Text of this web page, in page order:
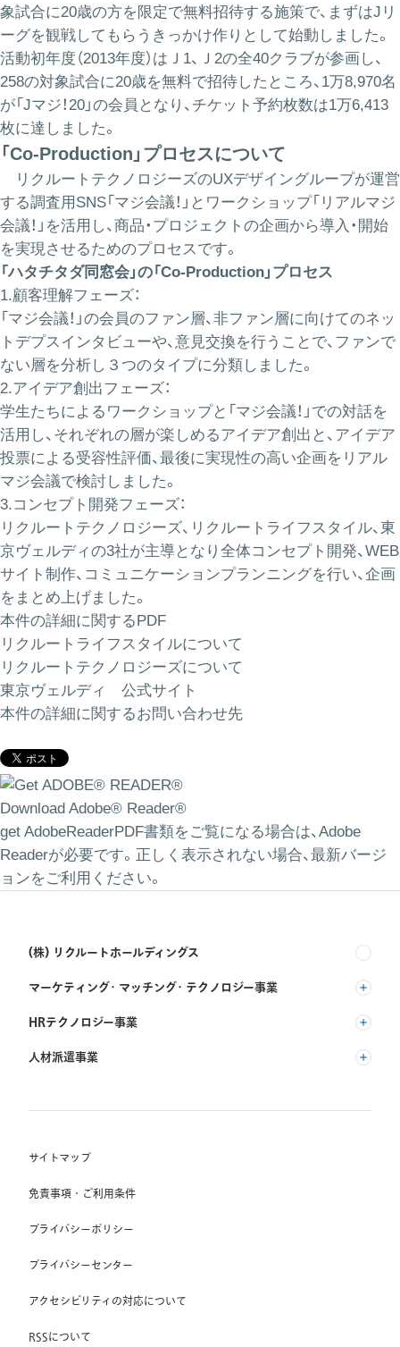
象試合に20歳の方を限定で無料招待する施策で、まずはJリ
ーグを観戦してもらうきっかけ作りとして始動しました。
活動初年度（2013年度）はＪ1、Ｊ2の全40クラブが参画し、
258の対象試合に20歳を無料で招待したところ、1万8,970名
が「Jマジ！20」の会員となり、チケット予約枚数は1万6,413
枚に達しました。
「Co-Production」プロセスについて
リクルートテクノロジーズのUXデザイングループが運営
する調査用SNS「マジ会議！」とワークショップ「リアルマジ
会議！」を活用し、商品・プロジェクトの企画から導入・開始
を実現させるためのプロセスです。
「ハタチタダ同窓会」の「Co-Production」プロセス
1.顧客理解フェーズ：
「マジ会議！」の会員のファン層、非ファン層に向けてのネッ
トデプスインタビューや、意見交換を行うことで、ファンで
ない層を分析し３つのタイプに分類しました。
2.アイデア創出フェーズ：
学生たちによるワークショップと「マジ会議！」での対話を
活用し、それぞれの層が楽しめるアイデア創出と、アイデア
投票による受容性評価、最後に実現性の高い企画をリアル
マジ会議で検討しました。
3.コンセプト開発フェーズ：
リクルートテクノロジーズ、リクルートライフスタイル、東
京ヴェルディの3社が主導となり全体コンセプト開発、WEB
サイト制作、コミュニケーションプランニングを行い、企画
をまとめ上げました。
本件の詳細に関するPDF
リクルートライフスタイルについて
リクルートテクノロジーズについて
東京ヴェルディ 公式サイト
本件の詳細に関するお問い合わせ先
Download Adobe® Reader®
get AdobeReaderPDF書類をご覧になる場合は、Adobe
Readerが必要です。正しく表示されない場合、最新バージ
ョンをご利用ください。
(株) リクルートホールディングス
マーケティング・マッチング・テクノロジー事業
(株) リクルート
HRテクノロジー事業
(株) インディードリクルートパートナーズ
Indeed, Inc.
人材派遣事業
(株) スタッフサービス・ホールディングス
Unique NV
Staffmark Group, LLC
The CSI Companies, Inc.
サイトマップ
免責事項・ご利用条件
プライバシーポリシー
プライバシーセンター
アクセシビリティの対応について
RSSについて